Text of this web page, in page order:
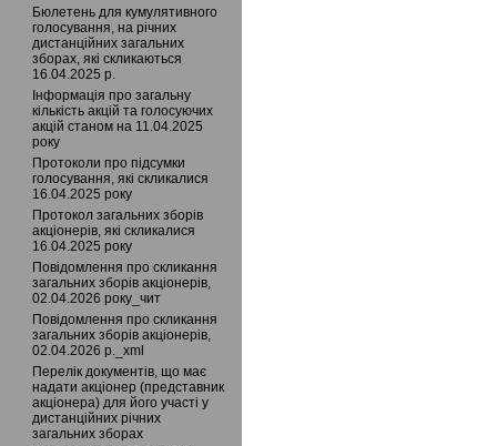
Бюлетень для кумулятивного
голосування, на річних
дистанційних загальних
зборах, які скликаються
16.04.2025 р.
Інформація про загальну
кількість акцій та голосуючих
акцій станом на 11.04.2025
року
Протоколи про підсумки
голосування, які скликалися
16.04.2025 року
Протокол загальних зборів
акціонерів, які скликалися
16.04.2025 року
Повідомлення про скликання
загальних зборів акціонерів,
02.04.2026 року_чит
Повідомлення про скликання
загальних зборів акціонерів,
02.04.2026 р._xml
Перелік документів, що має
надати акціонер (представник
акціонера) для його участі у
дистанційних річних
загальних зборах